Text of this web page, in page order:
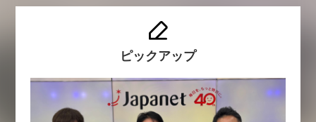
ピックアップ